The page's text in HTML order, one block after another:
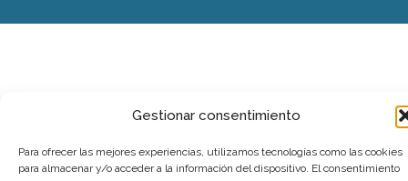
Gestionar consentimiento
Para ofrecer las mejores experiencias, utilizamos tecnologías como las cookies
para almacenar y/o acceder a la información del dispositivo. El consentimiento